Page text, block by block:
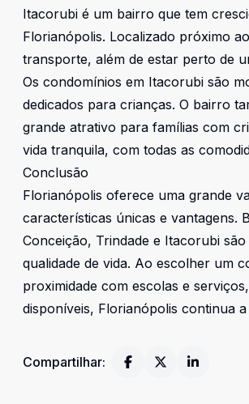
Itacorubi é um bairro que tem
Florianópolis. Localizado próximo
transporte, além de estar perto de
Os condomínios em Itacorubi são
dedicados para crianças. O bairro
grande atrativo para famílias com
vida tranquila, com todas as
Conclusão
Florianópolis oferece uma grande
características únicas e vantagens.
Conceição, Trindade e Itacorubi
qualidade de vida. Ao escolher um
proximidade com escolas e
disponíveis, Florianópolis continua
Compartilhar: